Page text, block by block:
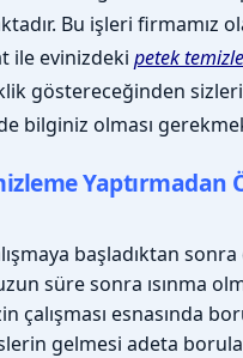
Bu işleri firmamız
ile evinizdeki petek
göstereceğinden
bilginiz olması
Yaptırmadan
başladıktan sonra
süre sonra ısınma
çalışması esnasında
gelmesi adeta